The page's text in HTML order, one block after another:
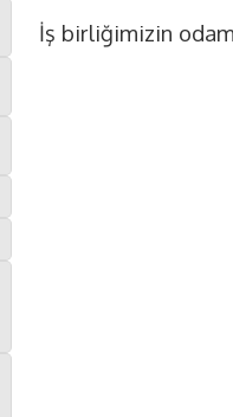
İş birliğimizin